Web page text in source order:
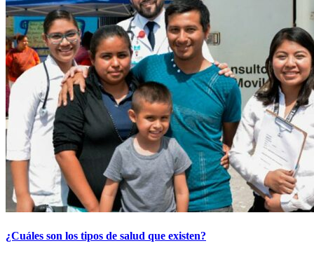
¿Cuáles son los tipos de salud que existen?